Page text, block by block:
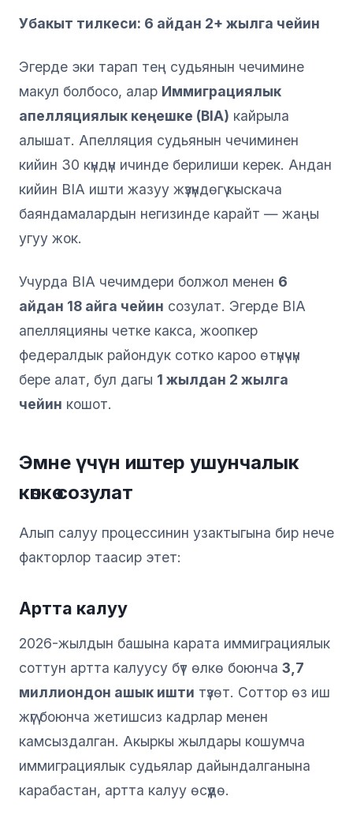
Убакыт тилкеси: 6 айдан 2+ жылга чейин
Эгерде эки тарап тең судьянын чечимине
макул болбосо, алар Иммиграциялык
апелляциялык кеңешке (BIA) кайрыла
алышат. Апелляция судьянын чечиминен
кийин 30 күндүн ичинде берилиши керек. Андан
кийин BIA ишти жазуу жүзүндөгү кыскача
баяндамалардын негизинде карайт — жаңы
угуу жок.
Учурда BIA чечимдери болжол менен 6
айдан 18 айга чейин созулат. Эгерде BIA
апелляцияны четке какса, жоопкер
федералдык райондук сотко кароо өтүнүчүн
бере алат, бул дагы 1 жылдан 2 жылга
чейин кошот.
Эмне үчүн иштер ушунчалык
көпкө созулат
Алып салуу процессинин узактыгына бир нече
факторлор таасир этет:
Артта калуу
2026-жылдын башына карата иммиграциялык
соттун артта калуусу бүт өлкө боюнча 3,7
миллиондон ашык ишти түзөт. Соттор өз иш
жүгү боюнча жетишсиз кадрлар менен
камсыздалган. Акыркы жылдары кошумча
иммиграциялык судьялар дайындалганына
карабастан, артта калуу өсүүдө.